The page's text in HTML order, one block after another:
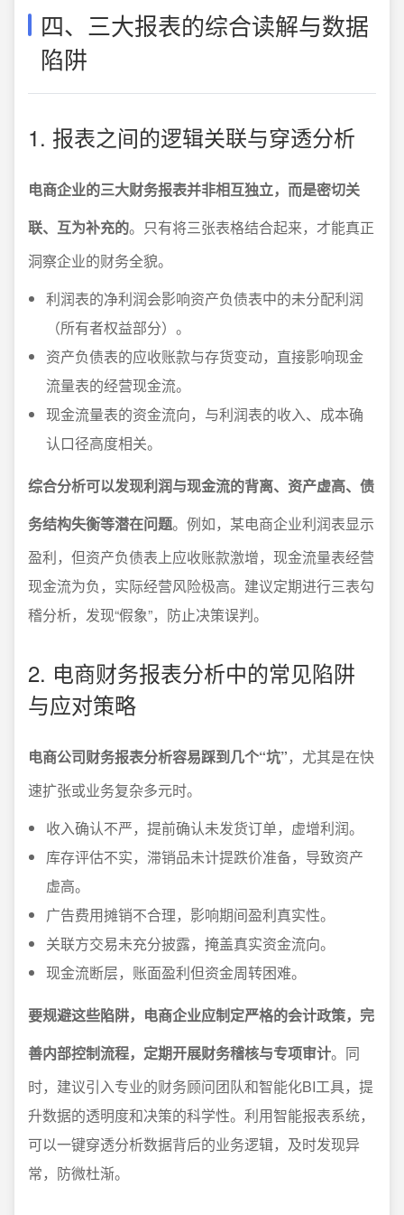
四、三大报表的综合读解与数据
陷阱
1. 报表之间的逻辑关联与穿透分析
电商企业的三大财务报表并非相互独立，而是密切关
联、互为补充的。只有将三张表格结合起来，才能真正
洞察企业的财务全貌。
利润表的净利润会影响资产负债表中的未分配利润
（所有者权益部分）。
资产负债表的应收账款与存货变动，直接影响现金
流量表的经营现金流。
现金流量表的资金流向，与利润表的收入、成本确
认口径高度相关。
综合分析可以发现利润与现金流的背离、资产虚高、债
务结构失衡等潜在问题。例如，某电商企业利润表显示
盈利，但资产负债表上应收账款激增，现金流量表经营
现金流为负，实际经营风险极高。建议定期进行三表勾
稽分析，发现“假象”，防止决策误判。
2. 电商财务报表分析中的常见陷阱
与应对策略
电商公司财务报表分析容易踩到几个“坑”，尤其是在快
速扩张或业务复杂多元时。
收入确认不严，提前确认未发货订单，虚增利润。
库存评估不实，滞销品未计提跌价准备，导致资产
虚高。
广告费用摊销不合理，影响期间盈利真实性。
关联方交易未充分披露，掩盖真实资金流向。
现金流断层，账面盈利但资金周转困难。
要规避这些陷阱，电商企业应制定严格的会计政策，完
善内部控制流程，定期开展财务稽核与专项审计。同
时，建议引入专业的财务顾问团队和智能化BI工具，提
升数据的透明度和决策的科学性。利用智能报表系统，
可以一键穿透分析数据背后的业务逻辑，及时发现异
常，防微杜渐。